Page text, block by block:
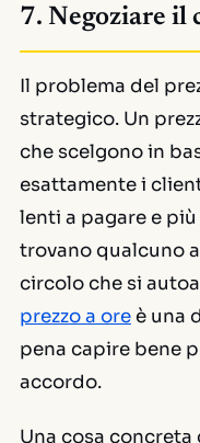
7. Negoziare il
Il problema del
strategico. Un
che scelgono in
esattamente i
lenti a pagare e
trovano qualcuno
circolo che si
prezzo a oreè una
pena capire bene
accordo.
Una cosa